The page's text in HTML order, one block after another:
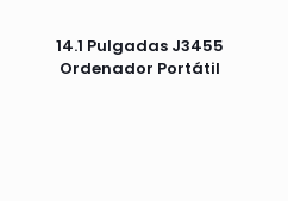
14.1 Pulgadas J3455
Ordenador Portátil